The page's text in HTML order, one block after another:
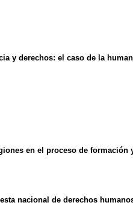
y derechos: el caso de la
en el proceso de
nacional de derechos